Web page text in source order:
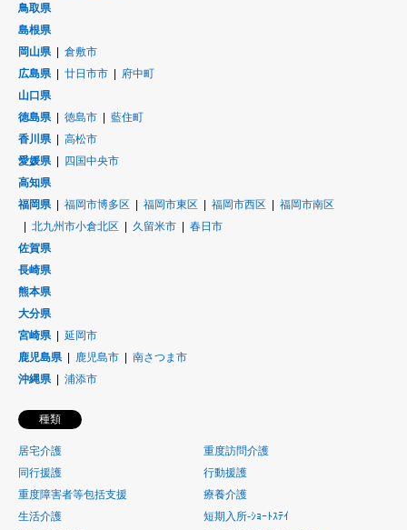
鳥取県
島根県
岡山県
倉敷市
広島県
廿日市市
府中町
山口県
徳島県
徳島市
藍住町
香川県
高松市
愛媛県
四国中央市
高知県
福岡県
福岡市博多区 福岡市東区 福岡市西区
福岡市南区
北九州市小倉北区
久留米市
春日市
佐賀県
長崎県
熊本県
大分県
宮崎県
延岡市
鹿児島県
鹿児島市
南さつま市
沖縄県
浦添市
種類
居宅介護
重度訪問介護
同行援護
行動援護
重度障害者等包括支援
療養介護
生活介護
短期入所-ｼｮｰﾄｽﾃｲ